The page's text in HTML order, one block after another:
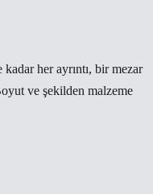
her ayrıntı, bir mezar
ve şekilden malzeme